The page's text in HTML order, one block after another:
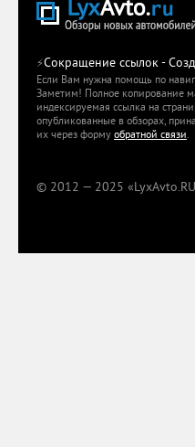
⚡Сокращение ссылок -
Если Вам нужна помощь по
Заметим! Полное копирование
индексируемая ссылка на
опубликованные в обзорах,
их через форму обратной связи.
© 2012 — 2025